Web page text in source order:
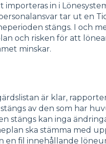
in i
tar ut en
stängs. I och
och risken för att
minskar.
är klar,
av den som har
stängs kan inga
ska stämma med
en fil innehållande